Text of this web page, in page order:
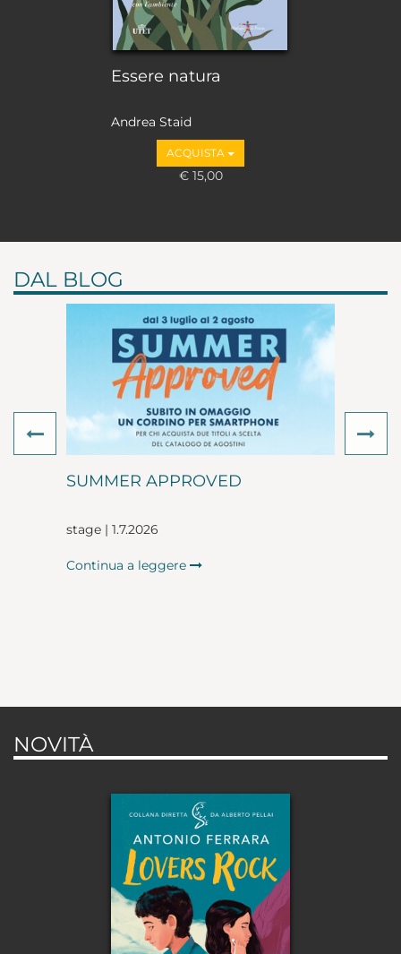
Essere natura
Andrea Staid
ACQUISTA
€ 15,00
DAL BLOG
SUMMER APPROVED
stage | 1.7.2026
Continua a leggere
Previous
NOVITÀ